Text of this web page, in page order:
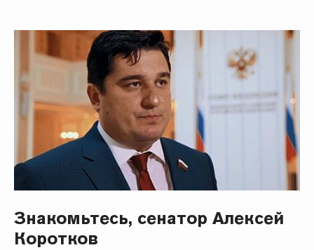
Знакомьтесь, сенатор Алексей
Коротков